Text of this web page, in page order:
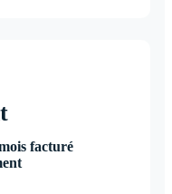
facturé